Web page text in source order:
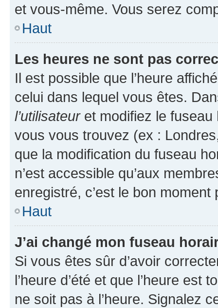
et vous-même. Vous serez
Haut
Les heures ne sont pas
Il est possible que l’heure
celui dans lequel vous êtes.
l’utilisateuret modifiez le fuseau
vous vous trouvez (ex :
que la modification du fuseau
n’est accessible qu’aux
enregistré, c’est le bon moment
Haut
J’ai changé mon fuseau
Si vous êtes sûr d’avoir
l’heure d’été et que l’heure
ne soit pas à l’heure. Signalez